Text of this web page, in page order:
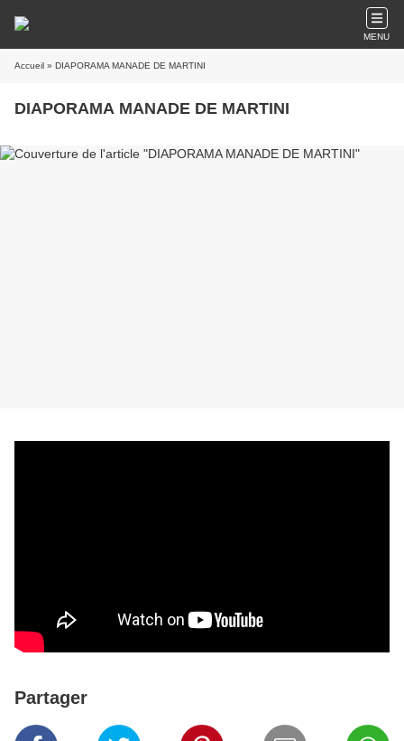
MENU
Accueil » DIAPORAMA MANADE DE MARTINI
DIAPORAMA MANADE DE MARTINI
Partager